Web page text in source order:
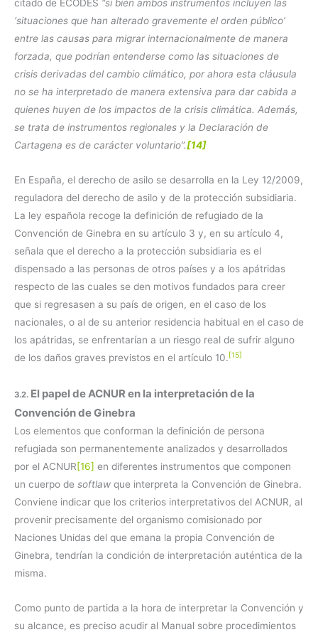
citado de ECODES “si bien ambos instrumentos incluyen las
‘situaciones que han alterado gravemente el orden público’
entre las causas para migrar internacionalmente de manera
forzada, que podrían entenderse como las situaciones de
crisis derivadas del cambio climático, por ahora esta cláusula
no se ha interpretado de manera extensiva para dar cabida a
quienes huyen de los impactos de la crisis climática. Además,
se trata de instrumentos regionales y la Declaración de
Cartagena es de carácter voluntario”.[14]
En España, el derecho de asilo se desarrolla en la Ley 12/2009,
reguladora del derecho de asilo y de la protección subsidiaria.
La ley española recoge la definición de refugiado de la
Convención de Ginebra en su artículo 3 y, en su artículo 4,
señala que el derecho a la protección subsidiaria es el
dispensado a las personas de otros países y a los apátridas
respecto de las cuales se den motivos fundados para creer
que si regresasen a su país de origen, en el caso de los
nacionales, o al de su anterior residencia habitual en el caso de
los apátridas, se enfrentarían a un riesgo real de sufrir alguno
de los daños graves previstos en el artículo 10.[15]
3.2. El papel de ACNUR en la interpretación de la
Convención de Ginebra
Los elementos que conforman la definición de persona
refugiada son permanentemente analizados y desarrollados
por el ACNUR[16] en diferentes instrumentos que componen
un cuerpo de softlaw que interpreta la Convención de Ginebra.
Conviene indicar que los criterios interpretativos del ACNUR, al
provenir precisamente del organismo comisionado por
Naciones Unidas del que emana la propia Convención de
Ginebra, tendrían la condición de interpretación auténtica de la
misma.
Como punto de partida a la hora de interpretar la Convención y
su alcance, es preciso acudir al Manual sobre procedimientos